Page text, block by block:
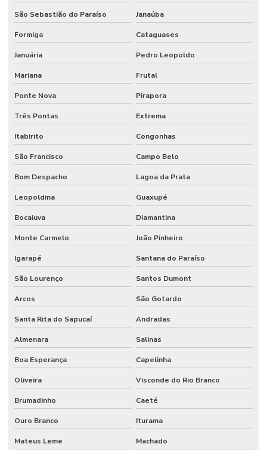
São Sebastião do Paraíso Janaúba
Formiga Cataguases
Januária Pedro Leopoldo
Mariana Frutal
Ponte Nova Pirapora
Três Pontas Extrema
Itabirito Congonhas
São Francisco Campo Belo
Bom Despacho Lagoa da Prata
Leopoldina Guaxupé
Bocaiuva Diamantina
Monte Carmelo João Pinheiro
Igarapé Santana do Paraíso
São Lourenço Santos Dumont
Arcos São Gotardo
Santa Rita do Sapucaí Andradas
Almenara Salinas
Boa Esperança Capelinha
Oliveira Visconde do Rio Branco
Brumadinho Caeté
Ouro Branco Iturama
Mateus Leme Machado